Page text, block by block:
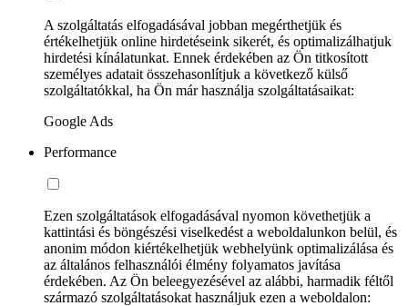
A szolgáltatás elfogadásával jobban megérthetjük és
értékelhetjük online hirdetéseink sikerét, és optimalizálhatjuk
hirdetési kínálatunkat. Ennek érdekében az Ön titkosított
személyes adatait összehasonlítjuk a következő külső
szolgáltatókkal, ha Ön már használja szolgáltatásaikat:
Google Ads
Performance
Ezen szolgáltatások elfogadásával nyomon követhetjük a
kattintási és böngészési viselkedést a weboldalunkon belül, és
anonim módon kiértékelhetjük webhelyünk optimalizálása és
az általános felhasználói élmény folyamatos javítása
érdekében. Az Ön beleegyezésével az alábbi, harmadik féltől
származó szolgáltatásokat használjuk ezen a weboldalon: